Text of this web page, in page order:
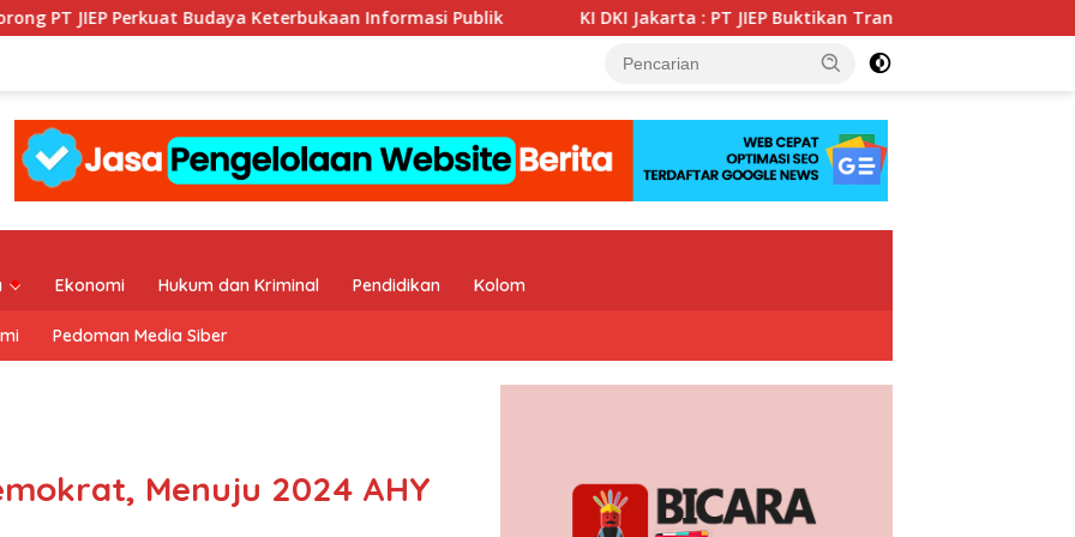
Budaya Keterbukaan Informasi Publik KI DKI Jakarta : PT JIEP Buktikan Transparansi KIP Mampu Perkuat Tata
Ekonomi Hukum dan Kriminal Pendidikan Kolom
Pedoman Media Siber
Menuju 2024 AHY